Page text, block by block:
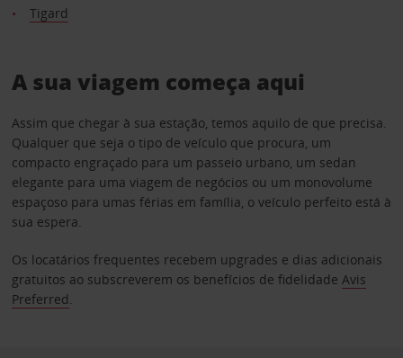
Tigard
A sua viagem começa aqui
Assim que chegar à sua estação, temos aquilo de que precisa.
Qualquer que seja o tipo de veículo que procura, um
compacto engraçado para um passeio urbano, um sedan
elegante para uma viagem de negócios ou um monovolume
espaçoso para umas férias em família, o veículo perfeito está à
sua espera.
Os locatários frequentes recebem upgrades e dias adicionais
gratuitos ao subscreverem os benefícios de fidelidade Avis
Preferred.